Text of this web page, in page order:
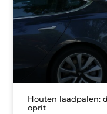
Houten laadpalen:
oprit